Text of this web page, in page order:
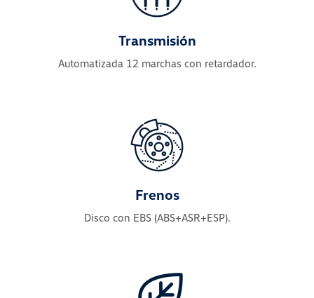
Transmisión
Automatizada 12 marchas con retardador.
Frenos
Disco con EBS (ABS+ASR+ESP).